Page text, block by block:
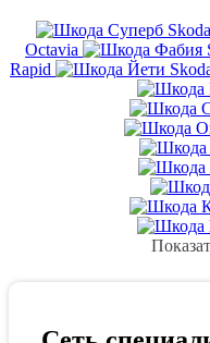
Octavia
Rapid